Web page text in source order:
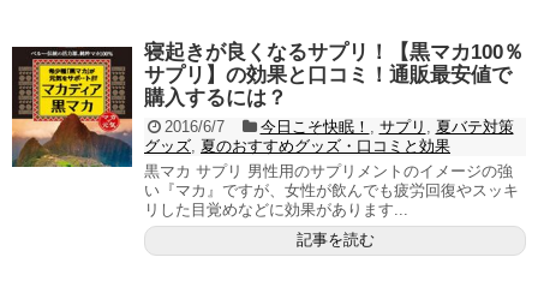
寝起きが良くなるサプリ！【黒マカ100％
サプリ】の効果と口コミ！通販最安値で
購入するには？
2016/6/7 今日こそ快眠！ サプリ
夏バテ対策
グッズ 夏のおすすめグッズ・口コミと効果
黒マカ サプリ 男性用のサプリメントのイメージの強
い『マカ』ですが、女性が飲んでも疲労回復やスッキ
リした目覚めなどに効果があります...
記事を読む